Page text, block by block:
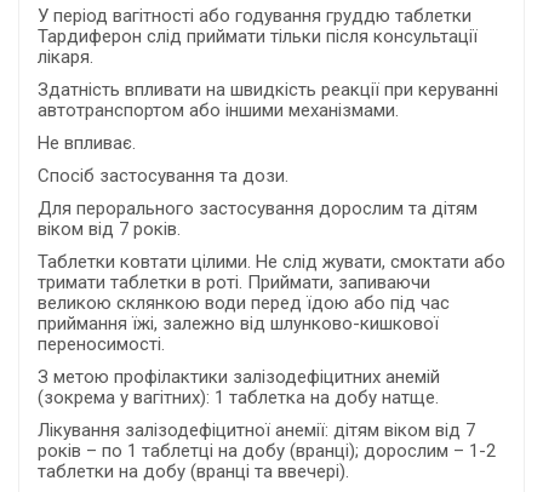
У період вагітності або годування груддю таблетки
Тардиферон слід приймати тільки після консультації
лікаря.
Здатність впливати на швидкість реакції при керуванні
автотранспортом або іншими механізмами.
Не впливає.
Спосіб застосування та дози.
Для перорального застосування дорослим та дітям
віком від 7 років.
Таблетки ковтати цілими. Не слід жувати, смоктати або
тримати таблетки в роті. Приймати, запиваючи
великою склянкою води перед їдою або під час
приймання їжі, залежно від шлунково-кишкової
переносимості.
З метою профілактики залізодефіцитних анемій
(зокрема у вагітних): 1 таблетка на добу натще.
Лікування залізодефіцитної анемії: дітям віком від 7
років – по 1 таблетці на добу (вранці); дорослим – 1-2
таблетки на добу (вранці та ввечері).